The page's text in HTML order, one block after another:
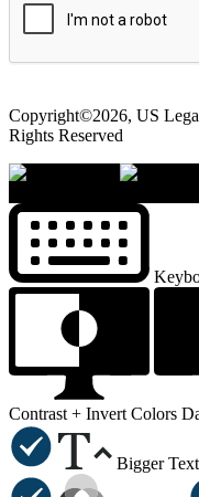
Copyright©2026, US
Rights Reserved
Contrast + Invert Colors
Bigger Text